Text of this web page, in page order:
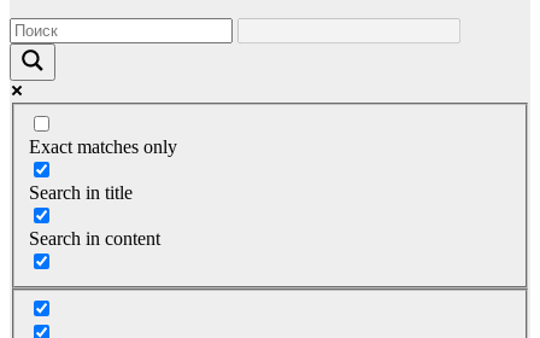
Exact matches only
Search in title
Search in content